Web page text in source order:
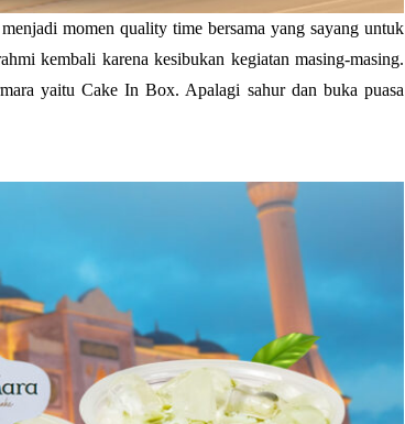
momen quality time bersama yang sayang untuk
kembali karena kesibukan kegiatan masing-masing.
yaitu Cake In Box. Apalagi sahur dan buka puasa